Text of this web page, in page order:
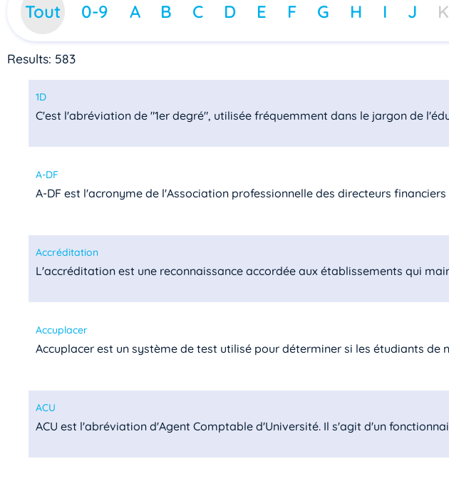
Tout 0-9 A B C D E F G H I J K
Results: 583
1D
C'est l'abréviation de "1er degré", utilisée fréquemment dans le jargon de
A-DF
A-DF est l'acronyme de l'Association professionnelle des directeurs financiers
Accréditation
L'accréditation est une reconnaissance accordée aux établissements qui
Accuplacer
Accuplacer est un système de test utilisé pour déterminer si les étudiants de
ACU
ACU est l'abréviation d'Agent Comptable d'Université. Il s'agit d'un